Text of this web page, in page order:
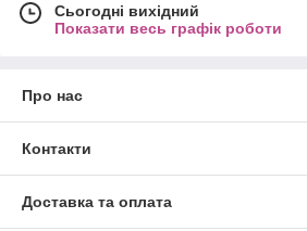
Сьогодні вихідний
Показати весь графік роботи
Про нас
Контакти
Доставка та оплата